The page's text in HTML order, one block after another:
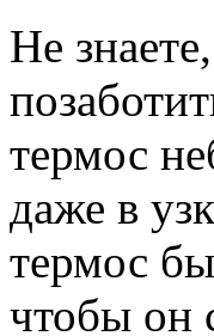
Не
термос
даже в
термос
чтобы он